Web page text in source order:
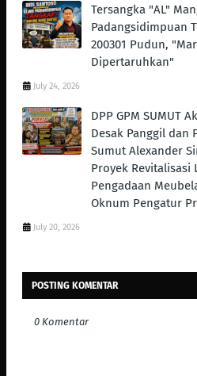
Tersangka "AL"
Padangsidimpuan
200301 Pudun,
Dipertaruhkan"
July 24, 2026
DPP GPM SUMUT
Desak Panggil dan
Sumut Alexander
Proyek Revitalisasi
Pengadaan
Oknum Pengatur
July 20, 2026
POSTING KOMENTAR
0 Komentar